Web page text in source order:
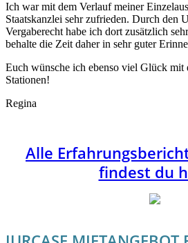
Ich war mit dem Verlauf meiner
Staatskanzlei sehr zufrieden. Durch den
Vergaberecht habe ich dort zusätzlich
behalte die Zeit daher in sehr guter
Euch wünsche ich ebenso viel Glück mit
Stationen!
Regina
Alle
findest du